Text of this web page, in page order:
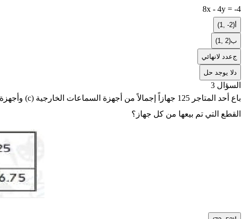
8x - 4y = -4
أ(1, -2)
ب(1, 2)
جعدد لانهائي
د لا يوجد حل
السؤال 3
القطع التي تم بيعها من كل جهاز؟